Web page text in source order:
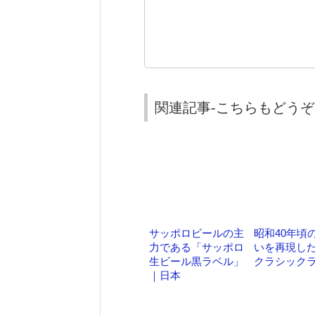
関連記事-こちらもどうぞ
サッポロビールの主
力である「サッポロ
生ビール黒ラベル」
｜日本
昭和40年頃
いを再現し
クラシック